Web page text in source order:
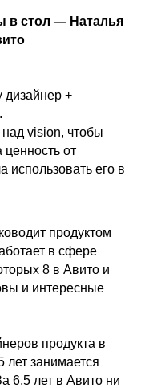
в стол — Наталья
дизайнер +
vision, чтобы
ценность от
использовать его в
продуктом
в сфере
8 в Авито и
и интересные
продукта в
лет занимается
6,5 лет в Авито ни